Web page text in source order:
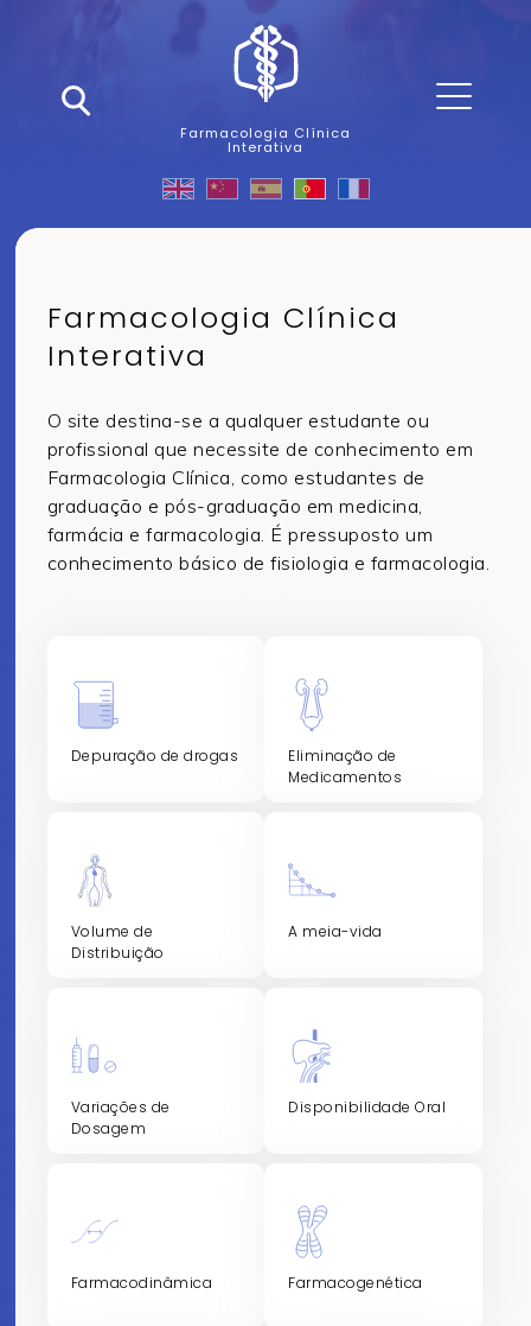
Farmacologia Clínica
Interativa
Farmacologia Clínica
Interativa
O site destina-se a qualquer estudante ou
profissional que necessite de conhecimento em
Farmacologia Clínica, como estudantes de
graduação e pós-graduação em medicina,
farmácia e farmacologia. É pressuposto um
conhecimento básico de fisiologia e farmacologia.
Depuração de drogas
Eliminação de
Medicamentos
Volume de
Distribuição
A meia-vida
Variações de
Dosagem
Disponibilidade Oral
Farmacodinâmica Farmacogenética